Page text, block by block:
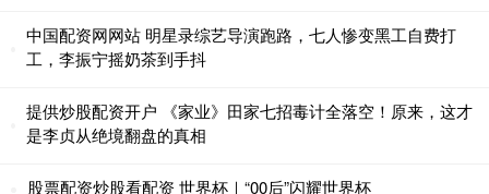
中国配资网网站 明星录综艺导演跑路，七人惨变黑工自费打
工，李振宁摇奶茶到手抖
提供炒股配资开户 《家业》田家七招毒计全落空！原来，这才
是李贞从绝境翻盘的真相
股票配资炒股看配资 世界杯｜“00后”闪耀世界杯